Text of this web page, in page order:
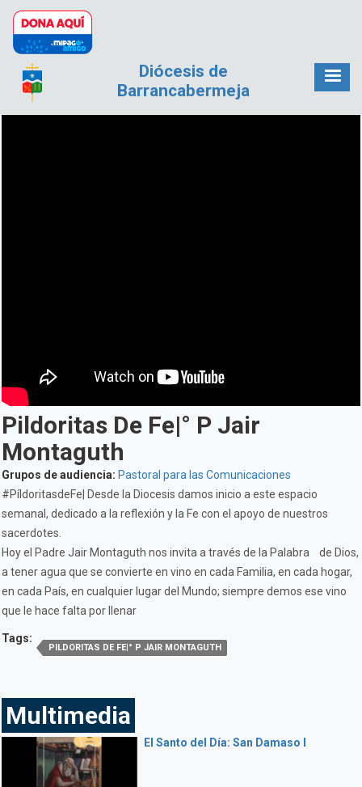
Pasar al contenido principal
Diócesis de
Barrancabermeja
Pildoritas De Fe|° P Jair
Montaguth
Grupos de audiencia: Pastoral para las Comunicaciones
#PíldoritasdeFe| Desde la Diocesis damos inicio a este espacio
semanal, dedicado a la reflexión y la Fe con el apoyo de nuestros
sacerdotes.
Hoy el Padre Jair Montaguth nos invita a través de la Palabra de Dios,
a tener agua que se convierte en vino en cada Familia, en cada hogar,
en cada País, en cualquier lugar del Mundo; siempre demos ese vino
que le hace falta por llenar
Tags:
PILDORITAS DE FE|° P JAIR MONTAGUTH
Multimedia
El Santo del Día: San Damaso I